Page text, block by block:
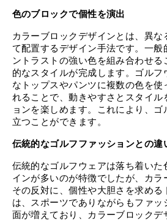
色のブロックで個性を演出
カラーブロックデザインとは、異な
て配置するデザイン手法です。一般
ントラストの強い色を組み合わせる
的なスタイルが完成します。ゴル
なトップスやパンツに複数の色を使
れることで、動きやすさとスタイル
ョンを楽しめます。これにより、ゴ
立つことができます。
伝統的なゴルフファッションとの違
伝統的なゴルフウェアは落ち着いた
インが多いのが特徴でしたが、カラ
その反対に、個性や大胆さを求める
は、スポーツでありながらもファ
面が増えており、カラーブロックデ